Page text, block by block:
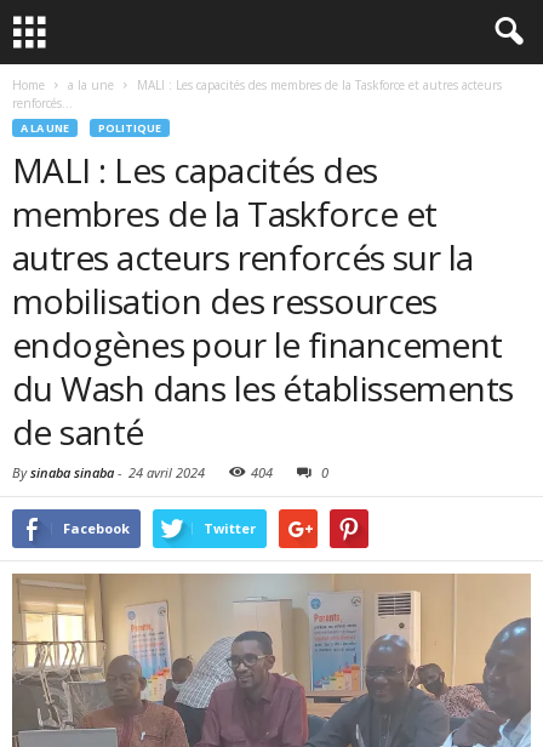
Home a la une
MALI : Les capacités des membres de la Taskforce et autres acteurs
renforcés...
A LA UNE POLITIQUE
MALI : Les capacités des
membres de la Taskforce et
autres acteurs renforcés sur la
mobilisation des ressources
endogènes pour le financement
du Wash dans les établissements
de santé
Bysinaba sinaba - 24 avril 2024 404 0
Facebook Twitter